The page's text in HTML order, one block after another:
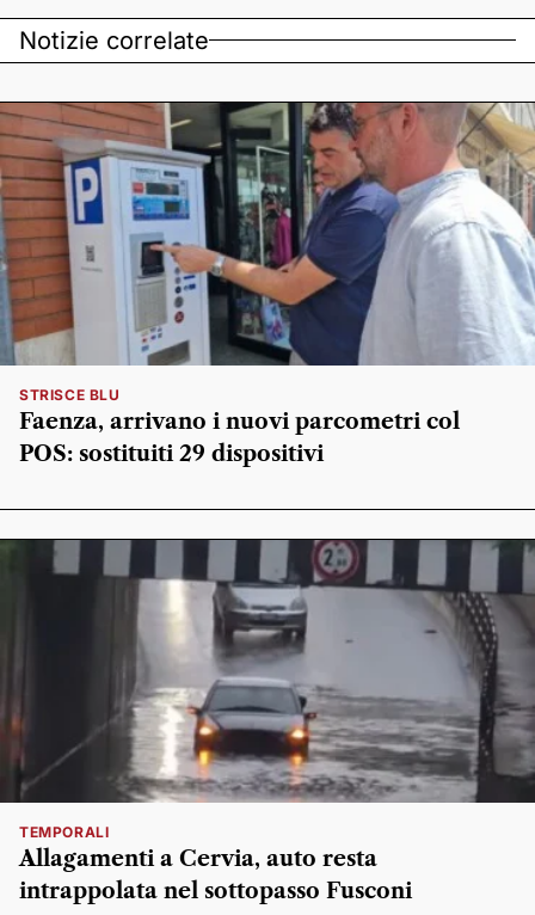
Notizie correlate
STRISCE BLU
Faenza, arrivano i nuovi parcometri col
POS: sostituiti 29 dispositivi
TEMPORALI
Allagamenti a Cervia, auto resta
intrappolata nel sottopasso Fusconi